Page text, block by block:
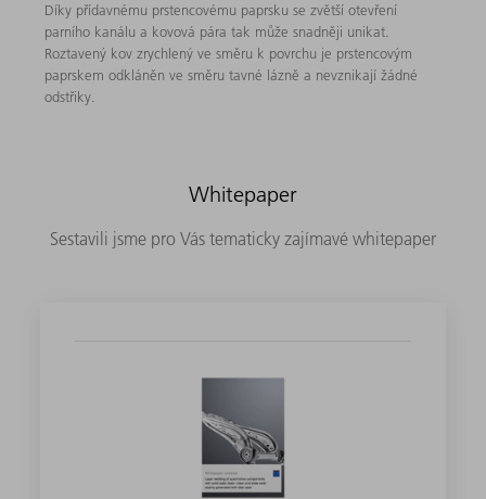
Díky přídavnému prstencovému paprsku se zvětší otevření
parního kanálu a kovová pára tak může snadněji unikat.
Roztavený kov zrychlený ve směru k povrchu je prstencovým
paprskem odkláněn ve směru tavné lázně a nevznikají žádné
odstřiky.
Whitepaper
Sestavili jsme pro Vás tematicky zajímavé whitepaper